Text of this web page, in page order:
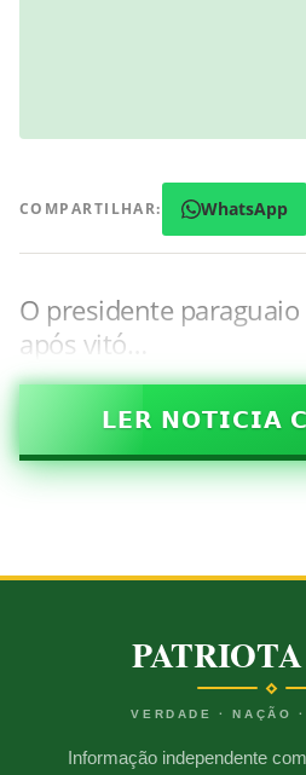
COMPARTILHAR: WhatsApp
O presidente
após vitó…
𝗟𝗘𝗥 𝗡𝗢𝗧𝗜𝗖𝗜𝗔
VERDADE · NAÇÃO
Informação independente